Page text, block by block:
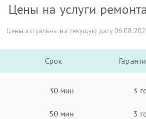
Цены на услуги ремонта
Цены актуальны на текущую дату
Срок
30 мин 3
50 мин 3